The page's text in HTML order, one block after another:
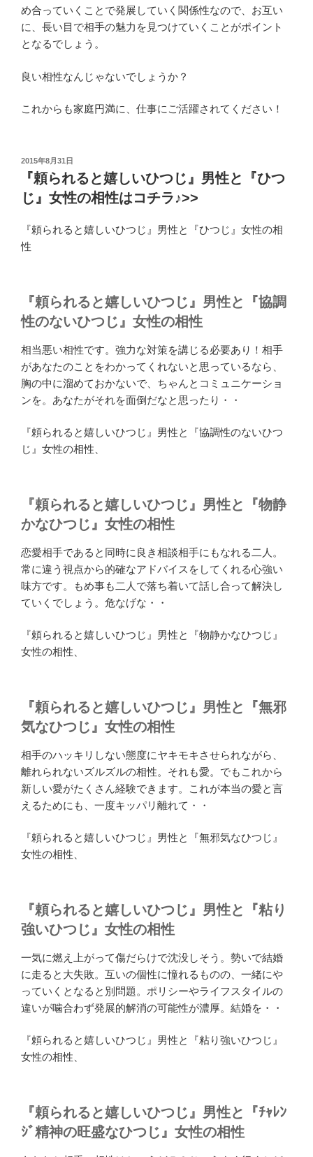
め合っていくことで発展していく関係性なので、お互い
に、長い目で相手の魅力を見つけていくことがポイント
となるでしょう。
良い相性なんじゃないでしょうか？
これからも家庭円満に、仕事にご活躍されてください！
投
2015年8月31日
『頼られると嬉しいひつじ』男性と『ひつ
じ』女性の相性はコチラ♪>>
『頼られると嬉しいひつじ』男性と『ひつじ』女性の相
性
『頼られると嬉しいひつじ』男性と『協調
性のないひつじ』女性の相性
相当悪い相性です。強力な対策を講じる必要あり！相手
があなたのことをわかってくれないと思っているなら、
胸の中に溜めておかないで、ちゃんとコミュニケーショ
ンを。あなたがそれを面倒だなと思ったり・・
『頼られると嬉しいひつじ』男性と『協調性のないひつ
じ』女性の相性、
『頼られると嬉しいひつじ』男性と『物静
かなひつじ』女性の相性
恋愛相手であると同時に良き相談相手にもなれる二人。
常に違う視点から的確なアドバイスをしてくれる心強い
味方です。もめ事も二人で落ち着いて話し合って解決し
ていくでしょう。危なげな・・
『頼られると嬉しいひつじ』男性と『物静かなひつじ』
女性の相性、
『頼られると嬉しいひつじ』男性と『無邪
気なひつじ』女性の相性
相手のハッキリしない態度にヤキモキさせられながら、
離れられないズルズルの相性。それも愛。でもこれから
新しい愛がたくさん経験できます。これが本当の愛と言
えるためにも、一度キッパリ離れて・・
『頼られると嬉しいひつじ』男性と『無邪気なひつじ』
女性の相性、
『頼られると嬉しいひつじ』男性と『粘り
強いひつじ』女性の相性
一気に燃え上がって傷だらけで沈没しそう。勢いで結婚
に走ると大失敗。互いの個性に憧れるものの、一緒にや
っていくとなると別問題。ポリシーやライフスタイルの
違いが噛合わず発展的解消の可能性が濃厚。結婚を・・
『頼られると嬉しいひつじ』男性と『粘り強いひつじ』
女性の相性、
『頼られると嬉しいひつじ』男性と『ﾁｬﾚﾝ
ｼﾞ精神の旺盛なひつじ』女性の相性